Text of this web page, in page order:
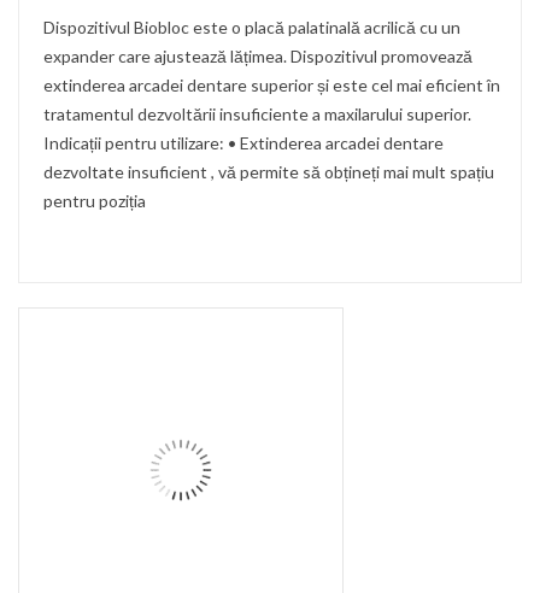
Dispozitivul Biobloc este o placă palatinală acrilică cu un
expander care ajustează lățimea. Dispozitivul promovează
extinderea arcadei dentare superior și este cel mai eficient în
tratamentul dezvoltării insuficiente a maxilarului superior.
Indicații pentru utilizare: • Extinderea arcadei dentare
dezvoltate insuficient , vă permite să obțineți mai mult spațiu
pentru poziția